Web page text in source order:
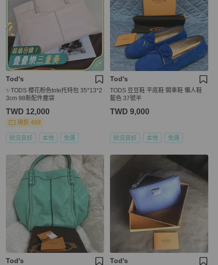
Tod's
✨TODS 櫻花粉色tote托特包 35*13*2
3cm 98新配件塵袋
TWD 12,000
現折 499
狀況良好 本地 免運
Tod's
TODS 豆豆鞋 平底鞋 開車鞋 懶人鞋
藍色 37號半
TWD 9,000
狀況良好 本地 免運
Tod's Tod's